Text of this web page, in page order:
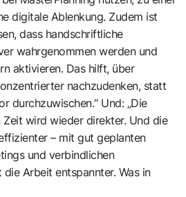
digitale Ablenkung. Zudem ist
dass handschriftliche
wahrgenommen werden und
aktivieren. Das hilft, über
nachzudenken, statt
durchzuwischen.“ Und: „Die
Zeit wird wieder direkter. Und die
– mit gut geplanten
und verbindlichen
Arbeit entspannter. Was in